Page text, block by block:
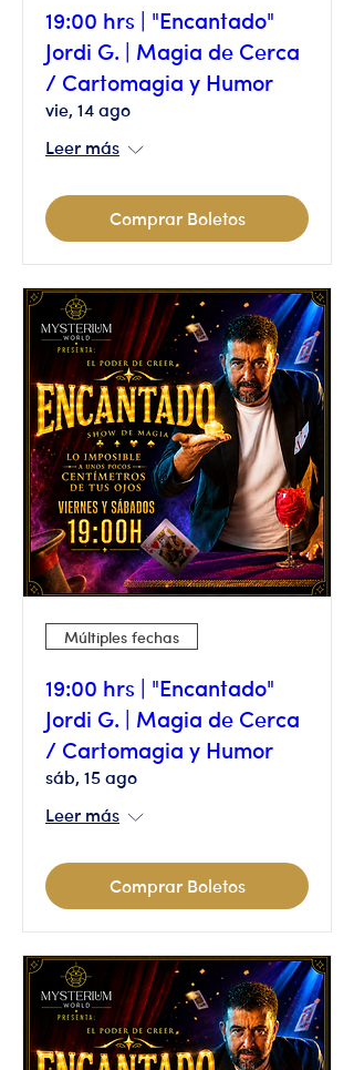
19:00 hrs | "Encantado"
Jordi G. | Magia de Cerca
/ Cartomagia y Humor
vie, 14 ago
Leer más
Comprar Boletos
Múltiples fechas
19:00 hrs | "Encantado"
Jordi G. | Magia de Cerca
/ Cartomagia y Humor
sáb, 15 ago
Leer más
Comprar Boletos